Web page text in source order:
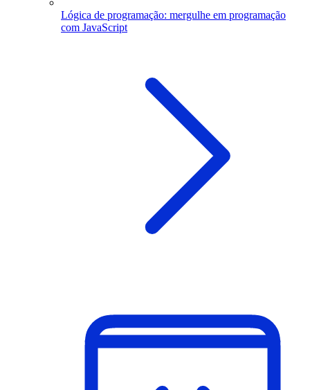
Lógica de programação: mergulhe em programação
com JavaScript